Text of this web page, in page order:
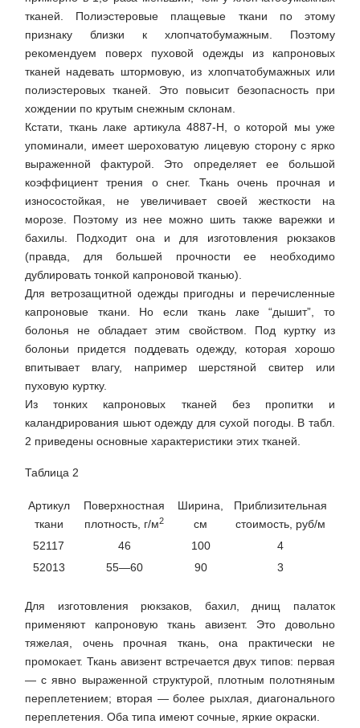
тканей. Полиэстеровые плащевые ткани по этому
признаку близки к хлопчатобумажным. Поэтому
рекомендуем поверх пуховой одежды из капроновых
тканей надевать штормовую, из хлопчатобумажных или
полиэстеровых тканей. Это повысит безопасность при
хождении по крутым снежным склонам.
Кстати, ткань лаке артикула 4887-Н, о которой мы уже
упоминали, имеет шероховатую лицевую сторону с ярко
выраженной фактурой. Это определяет ее большой
коэффициент трения о снег. Ткань очень прочная и
износостойкая, не увеличивает своей жесткости на
морозе. Поэтому из нее можно шить также варежки и
бахилы. Подходит она и для изготовления рюкзаков
(правда, для большей прочности ее необходимо
дублировать тонкой капроновой тканью).
Для ветрозащитной одежды пригодны и перечисленные
капроновые ткани. Но если ткань лаке “дышит”, то
болонья не обладает этим свойством. Под куртку из
болоньи придется поддевать одежду, которая хорошо
впитывает влагу, например шерстяной свитер или
пуховую куртку.
Из тонких капроновых тканей без пропитки и
каландрирования шьют одежду для сухой погоды. В табл.
2 приведены основные характеристики этих тканей.
Таблица 2
Артикул
ткани
Поверхностная
плотность, г/м2
Ширина,
см
Приблизительная
стоимость, руб/м
52117
46 100
4
52013
55—60 90 3
Для изготовления рюкзаков, бахил, днищ палаток
применяют капроновую ткань авизент. Это довольно
тяжелая, очень прочная ткань, она практически не
промокает. Ткань авизент встречается двух типов: первая
— с явно выраженной структурой, плотным полотняным
переплетением; вторая — более рыхлая, диагонального
переплетения. Оба типа имеют сочные, яркие окраски.